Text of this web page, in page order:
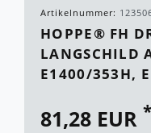
Artikelnummer:
HOPPE® FH
LANGSCHILD
E1400/353H,
81,28 EUR *